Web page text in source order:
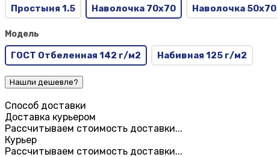
Простыня 1.5 Наволочка 70x70 Наволочка 50x70
Модель
ГОСТ Отбеленная 142 г/м2 Набивная 125 г/м2
Способ доставки
Доставка курьером
Рассчитываем стоимость доставки...
Курьер
Рассчитываем стоимость доставки...